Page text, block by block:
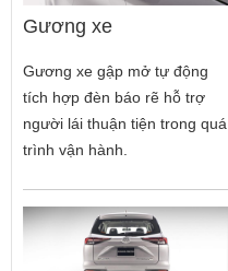
Gương xe
Gương xe gập mở tự động
tích hợp đèn báo rẽ hỗ trợ
người lái thuận tiện trong quá
trình vận hành.